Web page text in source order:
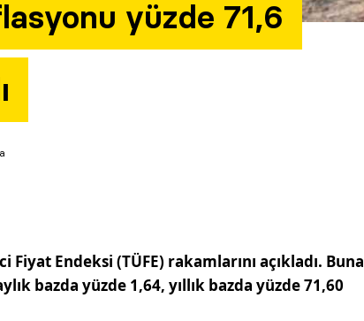
yüzde 71,6
Endeksi (TÜFE) rakamlarını açıkladı. Buna
bazda yüzde 1,64, yıllık bazda yüzde 71,60